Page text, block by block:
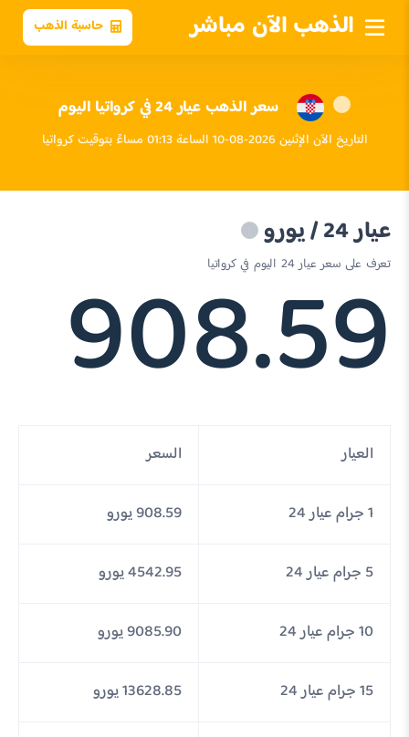
الذهب الآن مباشر حاسبة الذهب
سعر الذهب عيار 24 في كرواتيا اليوم
التاريخ الآن الإثنين 2026-08-10 الساعة 01:13 مساءً بتوقيت كرواتيا
عيار 24 / يورو
تعرف على سعر عيار 24 اليوم في كرواتيا
908.59
العيار السعر
1 جرام عيار 24 908.59 يورو
5 جرام عيار 24 4542.95 يورو
10 جرام عيار 24 9085.90 يورو
15 جرام عيار 24 13628.85 يورو